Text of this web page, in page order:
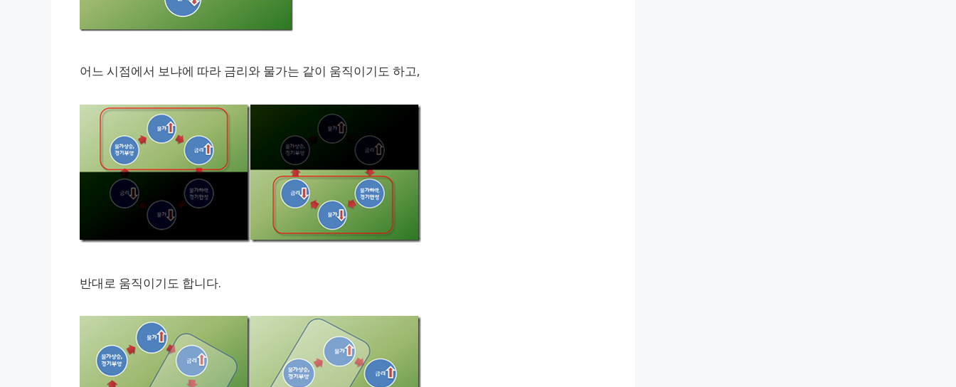
어느 시점에서 보냐에 따라 금리와 물가는 같이 움직이기도 하고,
반대로 움직이기도 합니다.